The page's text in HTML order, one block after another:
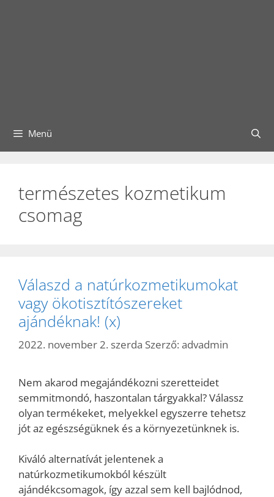
Menü
természetes kozmetikum
csomag
Válaszd a natúrkozmetikumokat
vagy ökotisztítószereket
ajándéknak! (x)
2022. november 2. szerda Szerző: advadmin
Nem akarod megajándékozni szeretteidet
semmitmondó, haszontalan tárgyakkal? Válassz
olyan termékeket, melyekkel egyszerre tehetsz
jót az egészségüknek és a környezetünknek is.
Kiváló alternatívát jelentenek a
natúrkozmetikumokból készült
ajándékcsomagok, így azzal sem kell bajlódnod,